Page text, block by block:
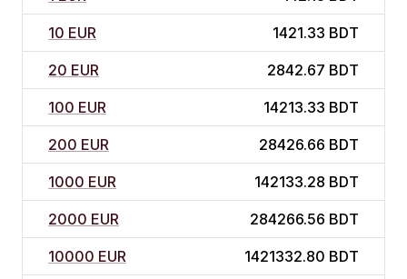
10 EUR 1421.33 BDT
20 EUR 2842.67 BDT
100 EUR 14213.33 BDT
200 EUR 28426.66 BDT
1000 EUR 142133.28 BDT
2000 EUR 284266.56 BDT
10000 EUR 1421332.80 BDT